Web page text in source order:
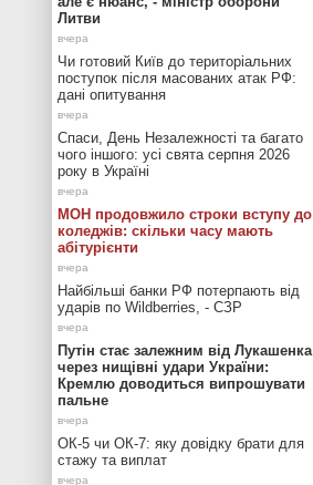
Литви
Чи готовий Київ до територіальних
поступок після масованих атак РФ:
дані опитування
Спаси, День Незалежності та багато
чого іншого: усі свята серпня 2026
року в Україні
МОН продовжило строки вступу до
коледжів: скільки часу мають
абітурієнти
Найбільші банки РФ потерпають від
ударів по Wildberries, - СЗР
Путін стає залежним від Лукашенка
через нищівні удари України:
Кремлю доводиться випрошувати
пальне
ОК-5 чи ОК-7: яку довідку брати для
стажу та виплат